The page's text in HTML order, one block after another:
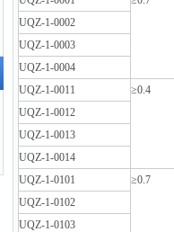
UQZ-1-0002
UQZ-1-0003
UQZ-1-0004
UQZ-1-0011
≥0.4
UQZ-1-0012
UQZ-1-0013
UQZ-1-0014
UQZ-1-0101
≥0.7
UQZ-1-0102
UQZ-1-0103